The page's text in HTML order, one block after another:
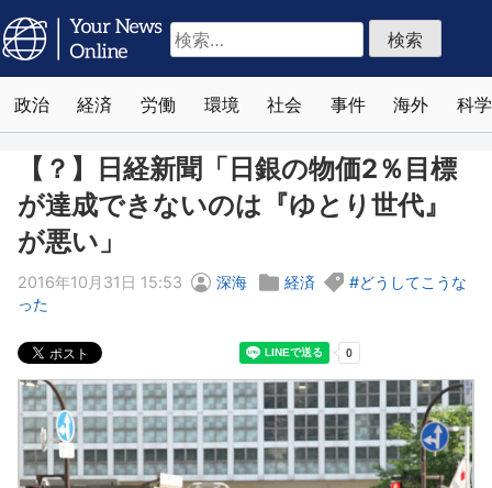
検
索:
政治 経済 労働 環境 社会 事件 海外 科学
【？】日経新聞「日銀の物価2％目標
が達成できないのは『ゆとり世代』
が悪い」
2016年10月31日 15:53 深海 経済
どうしてこうな
った